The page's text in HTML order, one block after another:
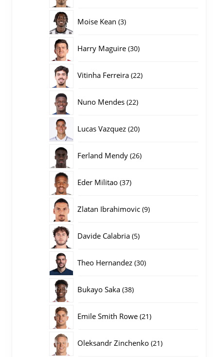
Moise Kean 33
Harry Maguire 3030
Vitinha Ferreira 2222
Nuno Mendes 2222
Lucas Vazquez 2020
Ferland Mendy 2626
Eder Militao 3737
Zlatan Ibrahimovic 99
Davide Calabria 55
Theo Hernandez 3030
Bukayo Saka 3838
Emile Smith Rowe 2121
Oleksandr Zinchenko 2121